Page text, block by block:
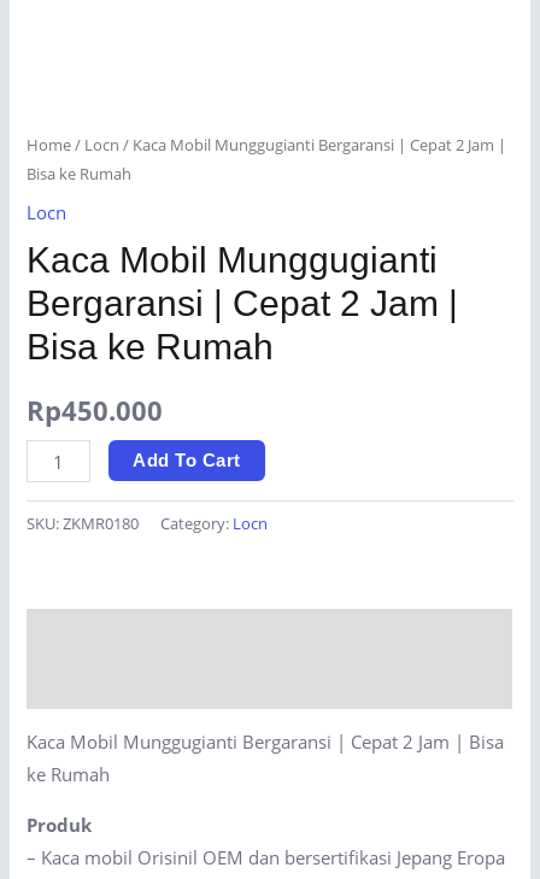
Home/ Locn / Kaca Mobil Munggugianti Bergaransi | Cepat 2 Jam |
Bisa ke Rumah
Locn
Kaca Mobil Munggugianti
Bergaransi | Cepat 2 Jam |
Bisa ke Rumah
Rp450.000
Kaca
Mobil
Munggugianti
|
Bisa
ke
Rumah
quantity
Add To Cart
SKU:ZKMR0180 Category: Locn
Kaca Mobil Munggugianti Bergaransi | Cepat 2 Jam | Bisa
ke Rumah
Produk
– Kaca mobil Orisinil OEM dan bersertifikasi Jepang Eropa